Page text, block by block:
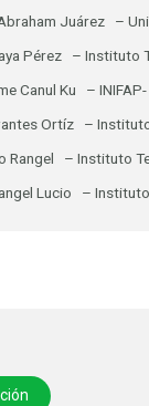
Juárez –
Pérez – Instituto
Canul Ku –
Ortíz –
Rangel – Instituto
Lucio –